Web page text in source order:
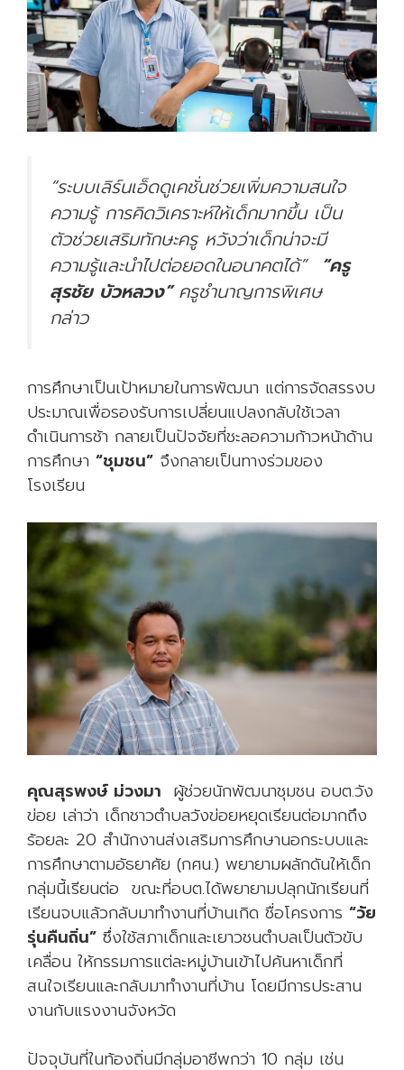
“ระบบเลิร์นเอ็ดดูเคชั่นช่วยเพิ่มความสนใจ
ความรู้ การคิดวิเคราะห์ให้เด็กมากขึ้น เป็น
ตัวช่วยเสริมทักษะครู หวังว่าเด็กน่าจะมี
ความรู้และนำไปต่อยอดในอนาคตได้” “ครู
สุรชัย บัวหลวง”ครูชำนาญการพิเศษ
กล่าว
การศึกษาเป็นเป้าหมายในการพัฒนา แต่การจัดสรรงบ
ประมาณเพื่อรองรับการเปลี่ยนแปลงกลับใช้เวลา
ดำเนินการช้า กลายเป็นปัจจัยที่ชะลอความก้าวหน้าด้าน
การศึกษา “ชุมชน” จึงกลายเป็นทางร่วมของ
โรงเรียน
คุณสุรพงษ์ ม่วงมา ผู้ช่วยนักพัฒนาชุมชน อบต.วัง
ข่อย เล่าว่า เด็กชาวตำบลวังข่อยหยุดเรียนต่อมากถึง
ร้อยละ 20 สำนักงานส่งเสริมการศึกษานอกระบบและ
การศึกษาตามอัธยาศัย (กศน.) พยายามผลักดันให้เด็ก
กลุ่มนี้เรียนต่อ ขณะที่อบต.ได้พยายามปลุกนักเรียนที่
เรียนจบแล้วกลับมาทำงานที่บ้านเกิด ชื่อโครงการ “วัย
รุ่นคืนถิ่น” ซึ่งใช้สภาเด็กและเยาวชนตำบลเป็นตัวขับ
เคลื่อน ให้กรรมการแต่ละหมู่บ้านเข้าไปค้นหาเด็กที่
สนใจเรียนและกลับมาทำงานที่บ้าน โดยมีการประสาน
งานกับแรงงานจังหวัด
ปัจจุบันที่ในท้องถิ่นมีกลุ่มอาชีพกว่า 10 กลุ่ม เช่น